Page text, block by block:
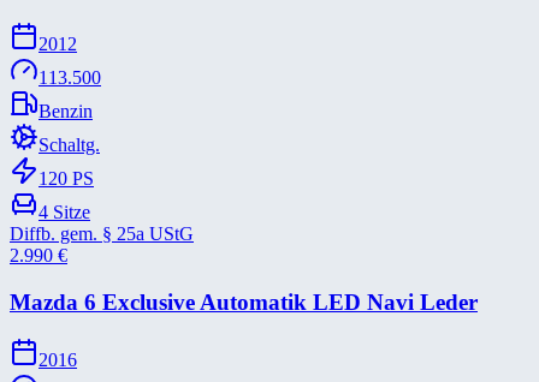
2012
113.500
Benzin
Schaltg.
120 PS
4 Sitze
Diffb. gem. § 25a UStG
2.990 €
Mazda 6 Exclusive Automatik LED Navi Leder
2016